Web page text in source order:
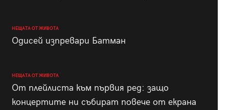
НЕЩАТА ОТ ЖИВОТА
Одисей изпревари Батман
НЕЩАТА ОТ ЖИВОТА
От плейлиста към първия ред: защо
концертите ни събират повече от екрана